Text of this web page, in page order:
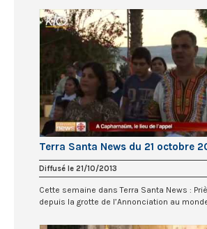
Terra Santa News du 21 octobre
Diffusé le 21/10/2013
Cette semaine dans Terra Santa News :
depuis la grotte de l’Annonciation au